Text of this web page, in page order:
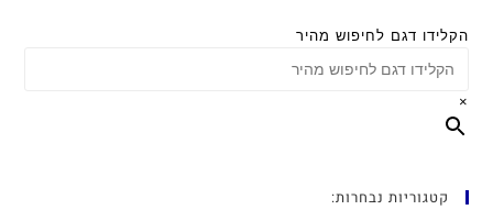
הקלידו דגם לחיפוש מהיר
×
קטגוריות נבחרות: